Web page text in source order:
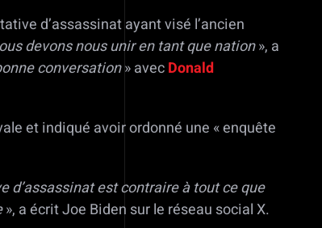
d’assassinat ayant visé l’ancien
devons nous unir en tant que nation», a
conversation» avecDonald
et indiqué avoir ordonné une « enquête
d’assassinat est contraire à tout ce que
», a écrit Joe Biden sur le réseau social X.